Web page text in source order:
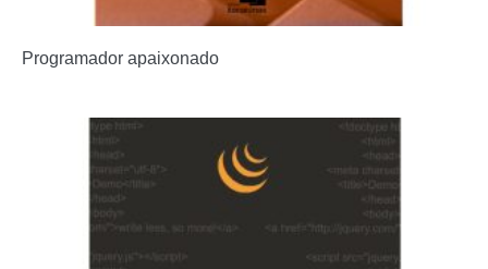
Programador apaixonado